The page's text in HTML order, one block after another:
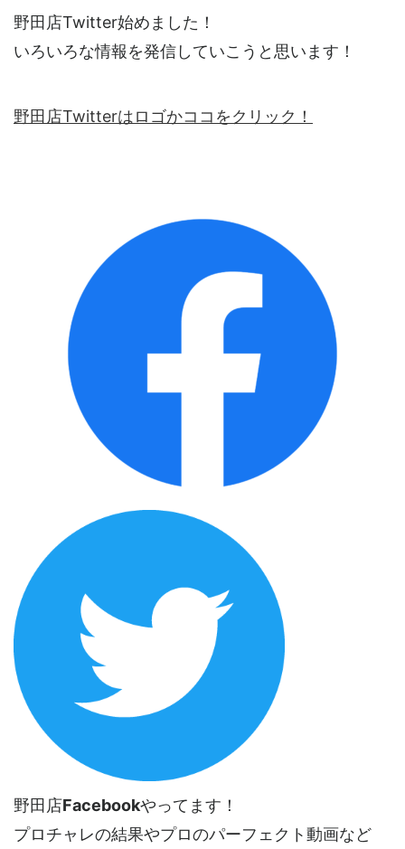
野田店Twitter始めました！
いろいろな情報を発信していこうと思います！
野田店Twitterはロゴかココをクリック！
野田店Facebookやってます！
プロチャレの結果やプロのパーフェクト動画など